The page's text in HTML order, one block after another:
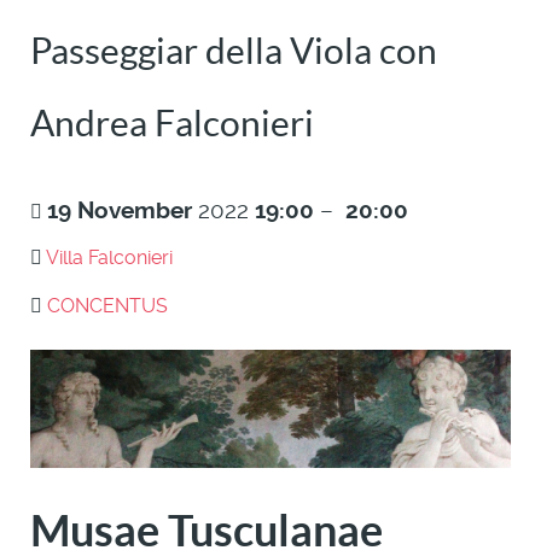
Passeggiar della Viola con
Andrea Falconieri
19 November 2022 19:00 – 20:00
Villa Falconieri
CONCENTUS
Musae Tusculanae